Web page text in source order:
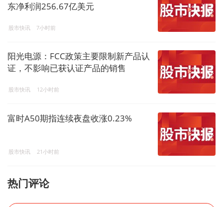
东净利润256.67亿美元
股市快讯 7小时前
阳光电源：FCC政策主要限制新产品认
证，不影响已获认证产品的销售
股市快讯 12小时前
富时A50期指连续夜盘收涨0.23%
股市快讯 21小时前
热门评论